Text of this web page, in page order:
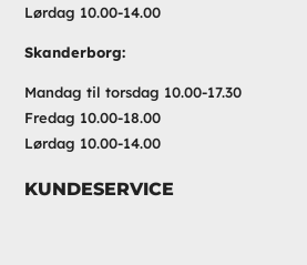
Lørdag 10.00-14.00
Skanderborg:
Mandag til torsdag 10.00-17.30
Fredag 10.00-18.00
Lørdag 10.00-14.00
KUNDESERVICE